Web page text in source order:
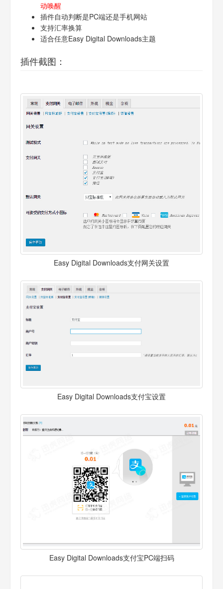
动唤醒
插件自动判断是PC端还是手机网站
支持汇率换算
适合任意Easy Digital Downloads主题
插件截图：
Easy Digital Downloads支付网关设置
Easy Digital Downloads支付宝设置
Easy Digital Downloads支付宝PC端扫码